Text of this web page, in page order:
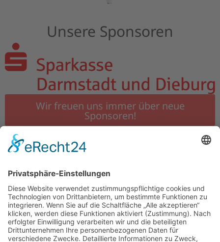
Unsere Sponsoren
Wir freuen uns immer über neue
Sponsoren!